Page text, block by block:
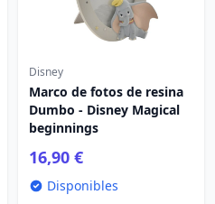
Disney
Marco de fotos de resina
Dumbo - Disney Magical
beginnings
16,90 €
Disponibles